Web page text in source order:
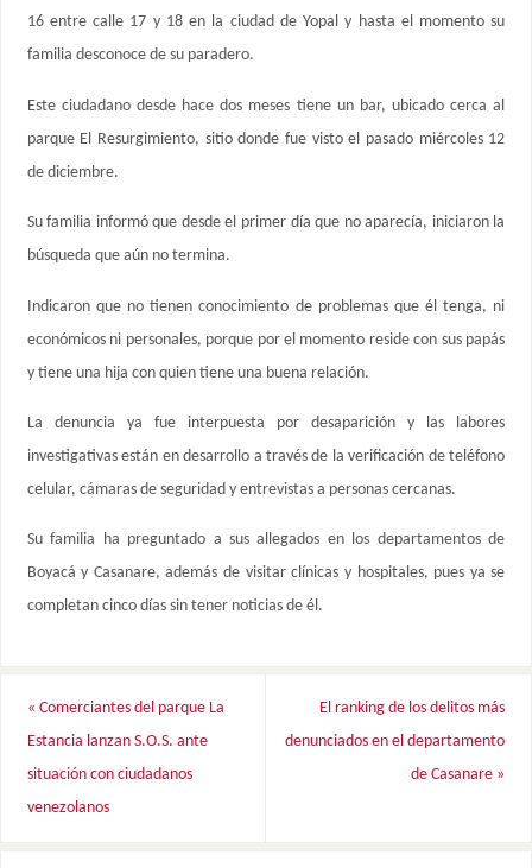
16 entre calle 17 y 18 en la ciudad de Yopal y hasta el momento su
familia desconoce de su paradero.
Este ciudadano desde hace dos meses tiene un bar, ubicado cerca al
parque El Resurgimiento, sitio donde fue visto el pasado miércoles 12
de diciembre.
Su familia informó que desde el primer día que no aparecía, iniciaron la
búsqueda que aún no termina.
Indicaron que no tienen conocimiento de problemas que él tenga, ni
económicos ni personales, porque por el momento reside con sus papás
y tiene una hija con quien tiene una buena relación.
La denuncia ya fue interpuesta por desaparición y las labores
investigativas están en desarrollo a través de la verificación de teléfono
celular, cámaras de seguridad y entrevistas a personas cercanas.
Su familia ha preguntado a sus allegados en los departamentos de
Boyacá y Casanare, además de visitar clínicas y hospitales, pues ya se
completan cinco días sin tener noticias de él.
« Comerciantes del parque La
Estancia lanzan S.O.S. ante
situación con ciudadanos
venezolanos
El ranking de los delitos más
denunciados en el departamento
de Casanare »